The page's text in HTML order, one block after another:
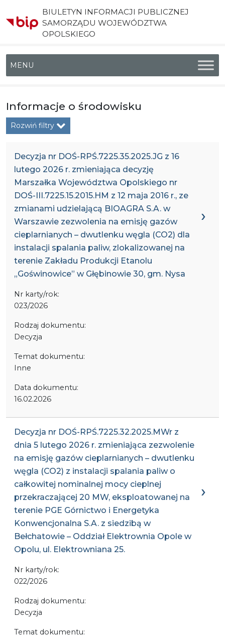
BIULETYN INFORMACJI PUBLICZNEJ
SAMORZĄDU WOJEWÓDZTWA
OPOLSKIEGO
Menu główne
Informacje o środowisku
Rozwiń filtry
Decyzja nr DOŚ-RPŚ.7225.35.2025.JG z 16
lutego 2026 r. zmieniająca decyzję
Marszałka Województwa Opolskiego nr
DOŚ-III.7225.15.2015.HM z 12 maja 2016 r., ze
zmianami udzielającą BIOAGRA S.A. w
Warszawie zezwolenia na emisję gazów
cieplarnianych – dwutlenku węgla (CO2) dla
instalacji spalania paliw, zlokalizowanej na
terenie Zakładu Produkcji Etanolu
„Goświnowice” w Głębinowie 30, gm. Nysa
Nr karty/rok:
023/2026
Rodzaj dokumentu:
Decyzja
Temat dokumentu:
Inne
Data dokumentu:
16.02.2026
Decyzja nr DOŚ-RPŚ.7225.32.2025.MWr z
dnia 5 lutego 2026 r. zmieniająca zezwolenie
na emisję gazów cieplarnianych – dwutlenku
węgla (CO2) z instalacji spalania paliw o
całkowitej nominalnej mocy cieplnej
przekraczającej 20 MW, eksploatowanej na
terenie PGE Górnictwo i Energetyka
Konwencjonalna S.A. z siedzibą w
Bełchatowie – Oddział Elektrownia Opole w
Opolu, ul. Elektrowniana 25.
Nr karty/rok:
022/2026
Rodzaj dokumentu:
Decyzja
Temat dokumentu: